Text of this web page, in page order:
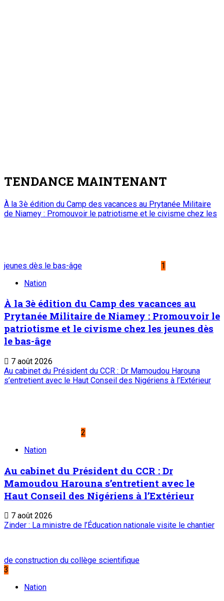
TENDANCE MAINTENANT
À la 3è édition du Camp des vacances au Prytanée Militaire
de Niamey : Promouvoir le patriotisme et le civisme chez les
jeunes dès le bas-âge
1
Nation
À la 3è édition du Camp des vacances au
Prytanée Militaire de Niamey : Promouvoir le
patriotisme et le civisme chez les jeunes dès
le bas-âge
7 août 2026
Au cabinet du Président du CCR : Dr Mamoudou Harouna
s’entretient avec le Haut Conseil des Nigériens à l’Extérieur
2
Nation
Au cabinet du Président du CCR : Dr
Mamoudou Harouna s’entretient avec le
Haut Conseil des Nigériens à l’Extérieur
7 août 2026
Zinder : La ministre de l’Éducation nationale visite le chantier
de construction du collège scientifique
3
Nation